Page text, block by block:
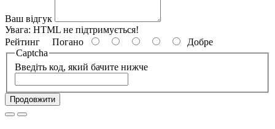
Ваш відгук
Увага: HTML не підтримується!
Рейтинг Погано
Добре
Captcha
Введіть код, який бачите нижче
Продовжити